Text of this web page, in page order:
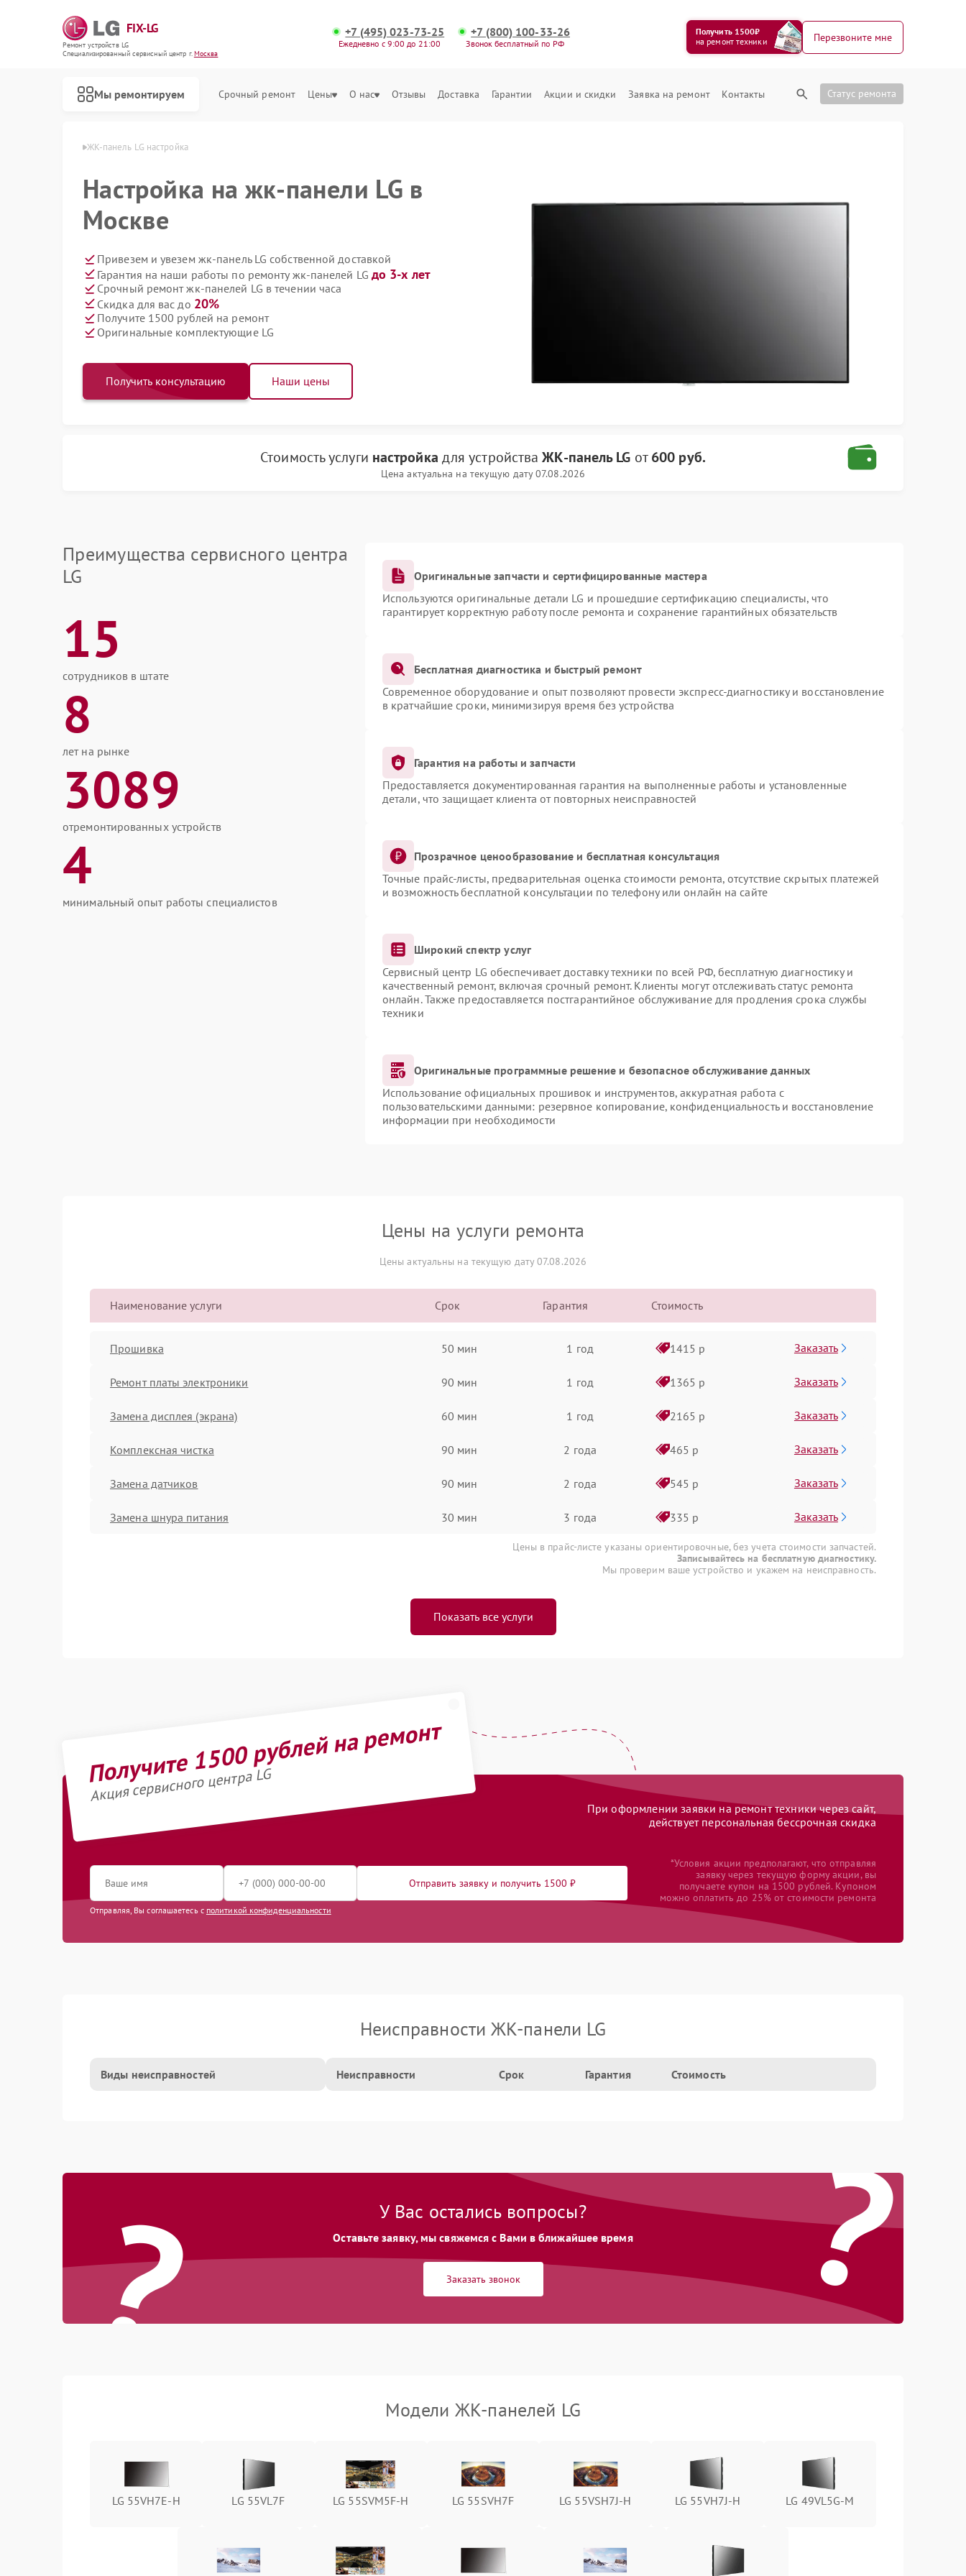
FIX-LG
Ремонт устройств LG
Специализированный cервисный центр г.Москва
+7 (495) 023-73-25
Ежедневно с 9:00 до 21:00
+7 (800) 100-33-26
Звонок бесплатный по РФ
Получить 1500₽
на ремонт техники
Перезвоните мне
Мы ремонтируем Срочный ремонт Цены О нас Отзывы Доставка Гарантии Акции и скидки Заявка на ремонт Контакты Статус ремонта
ЖК-панель LG настройка
Настройка на жк-панели LG в
Москве
Привезем и увезем жк-панель LG собственной доставкой
Гарантия на наши работы по ремонту жк-панелей LG до 3-х лет
Срочный ремонт жк-панелей LG в течении часа
Скидка для вас до 20%
Получите 1500 рублей на ремонт
Оригинальные комплектующие LG
Получить консультацию Наши цены
Стоимость услуги настройка для устройстваЖК-панель LG от600 руб.
Цена актуальна на текущую дату 07.08.2026
Преимущества сервисного центра
LG
15
сотрудников в штате
8
лет на рынке
3089
отремонтированных устройств
4
минимальный опыт работы специалистов
Оригинальные запчасти и сертифицированные мастера
Используются оригинальные детали LG и прошедшие сертификацию специалисты, что
гарантирует корректную работу после ремонта и сохранение гарантийных обязательств
Бесплатная диагностика и быстрый ремонт
Современное оборудование и опыт позволяют провести экспресс-диагностику и восстановление
в кратчайшие сроки, минимизируя время без устройства
Гарантия на работы и запчасти
Предоставляется документированная гарантия на выполненные работы и установленные
детали, что защищает клиента от повторных неисправностей
Прозрачное ценообразование и бесплатная консультация
Точные прайс-листы, предварительная оценка стоимости ремонта, отсутствие скрытых платежей
и возможность бесплатной консультации по телефону или онлайн на сайте
Широкий спектр услуг
Сервисный центр LG обеспечивает доставку техники по всей РФ, бесплатную диагностику и
качественный ремонт, включая срочный ремонт. Клиенты могут отслеживать статус ремонта
онлайн. Также предоставляется постгарантийное обслуживание для продления срока службы
техники
Оригинальные программные решение и безопасное обслуживание данных
Использование официальных прошивок и инструментов, аккуратная работа с
пользовательскими данными: резервное копирование, конфиденциальность и восстановление
информации при необходимости
Цены на услуги ремонта
Цены актуальны на текущую дату 07.08.2026
Наименование услуги Срок Гарантия Стоимость
Прошивка 50 мин 1 год 1415 р Заказать
Ремонт платы электроники 90 мин 1 год 1365 р Заказать
Замена дисплея (экрана) 60 мин 1 год 2165 р Заказать
Комплексная чистка 90 мин 2 года 465 р Заказать
Замена датчиков 90 мин 2 года 545 р Заказать
Замена шнура питания 30 мин 3 года 335 р Заказать
Цены в прайс-листе указаны ориентировочные, без учета стоимости запчастей.
Записывайтесь на бесплатную диагностику.
Мы проверим ваше устройство и укажем на неисправность.
Показать все услуги
Получите 1500 рублей на ремонт
Акция сервисного центра LG
При оформлении заявки на ремонт техники через сайт,
действует персональная бессрочная скидка
Отправить заявку и получить 1500 ₽
Отправляя, Вы соглашаетесь с политикой конфиденциальности
*Условия акции предполагают, что отправляя
заявку через текущую форму акции, вы
получаете купон на 1500 рублей. Купоном
можно оплатить до 25% от стоимости ремонта
Неисправности ЖК-панели LG
Виды неисправностей Неисправности Срок Гарантия Стоимость
? ?
У Вас остались вопросы?
Оставьте заявку, мы свяжемся с Вами в ближайшее время
Заказать звонок
Модели ЖК-панелей LG
LG 55VH7E-H LG 55VL7F LG 55SVM5F-H LG 55SVH7F LG 55VSH7J-H LG 55VH7J-H LG 49VL5G-M